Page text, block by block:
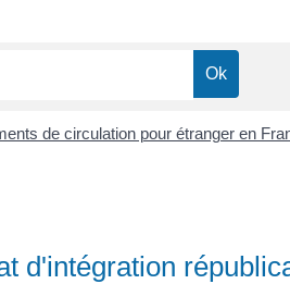
de circulation pour étranger en
d'intégration